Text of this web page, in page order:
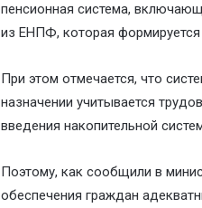
пенсионная система,
из ЕНПФ, которая формируется
При этом отмечается, что
назначении учитывается
введения накопительной
Поэтому, как сообщили в
обеспечения граждан